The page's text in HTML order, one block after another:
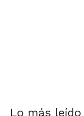
Lo más leído